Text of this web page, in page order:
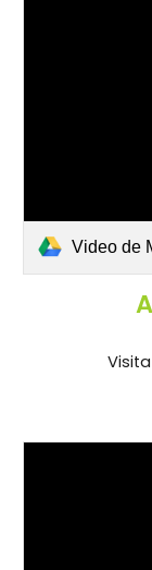
Video de